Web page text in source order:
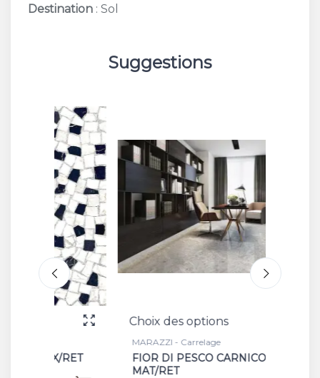
Destination : Sol
Suggestions
Choix des options
MARAZZI - Carrelage
FIOR DI PESCO CARNICO 6MM